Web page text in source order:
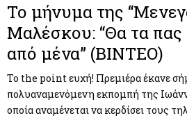
Το μήνυμα της
Μαλέσκου: “Θα τα πας
από μένα” (ΒΙΝΤΕΟ)
To the point ευχή! Πρεμιέρα έκανε
πολυαναμενόμενη εκπομπή της
οποία αναμένεται να κερδίσει τους